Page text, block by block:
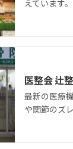
えています
医整会 辻
最新の医療
や関節のズ